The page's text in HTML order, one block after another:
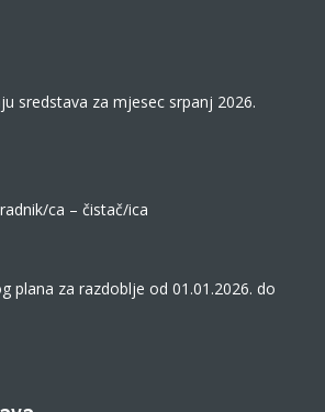
sredstava za mjesec srpanj 2026.
ca – čistač/ica
plana za razdoblje od 01.01.2026. do